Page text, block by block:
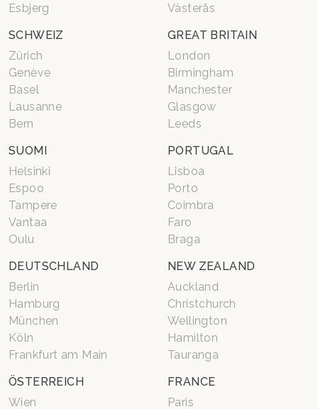
Esbjerg
Västerås
SCHWEIZ
Zürich
Genève
Basel
Lausanne
Bern
GREAT BRITAIN
London
Birmingham
Manchester
Glasgow
Leeds
SUOMI
Helsinki
Espoo
Tampere
Vantaa
Oulu
PORTUGAL
Lisboa
Porto
Coimbra
Faro
Braga
DEUTSCHLAND
Berlin
Hamburg
München
Köln
Frankfurt am Main
NEW ZEALAND
Auckland
Christchurch
Wellington
Hamilton
Tauranga
ÖSTERREICH
Wien
FRANCE
Paris